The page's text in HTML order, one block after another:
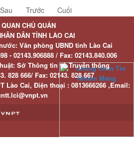
Sau Trước Cuối
CHỦ QUẢN
DÂN TỈNH LÀO CAI
Văn phòng UBND tỉnh Lào Cai
- 02143.906888 / Fax:02143.840.006
Sở Thông tin và Truyền thông
828 666/ Fax:02143. 828 667
Lào Cai, Điện thoại : 0813666266 ,Email: